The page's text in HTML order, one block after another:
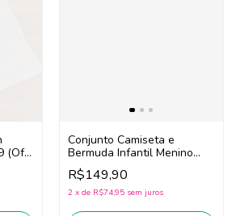
(Off
Conjunto Camiseta e
Bermuda Infantil Menino
Bimbi Ga835
(Vermelho/Bege Claro)
R$149,90
2 x de R$74,95 sem juros